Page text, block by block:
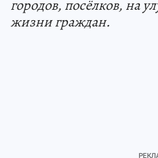
городов, посёлков, на
жизни граждан.